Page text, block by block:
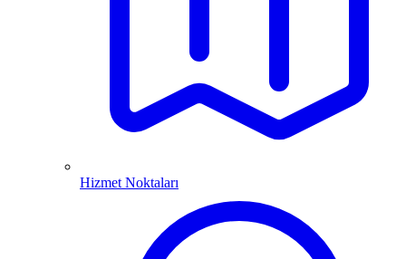
Hizmet Noktaları